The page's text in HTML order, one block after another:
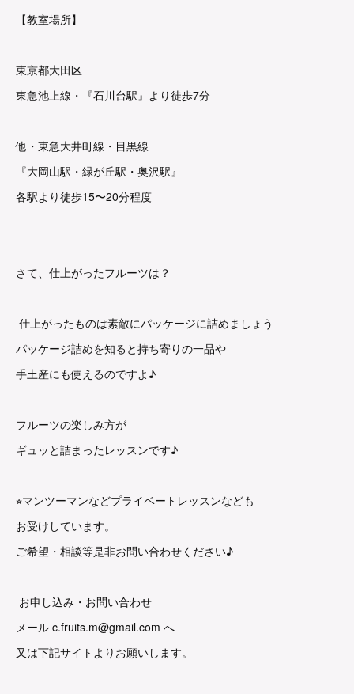
【教室場所】
東京都大田区
東急池上線・『石川台駅』より徒歩7分
他・東急大井町線・目黒線
『大岡山駅・緑が丘駅・奥沢駅』
各駅より徒歩15〜20分程度
さて、仕上がったフルーツは？
仕上がったものは素敵にパッケージに詰めましょう
パッケージ詰めを知ると持ち寄りの一品や
手土産にも使えるのですよ♪
フルーツの楽しみ方が
ギュッと詰まったレッスンです♪
⭐︎マンツーマンなどプライベートレッスンなども
お受けしています。
ご希望・相談等是非お問い合わせください♪
お申し込み・お問い合わせ
メール c.fruits.m@gmail.com へ
又は下記サイトよりお願いします。